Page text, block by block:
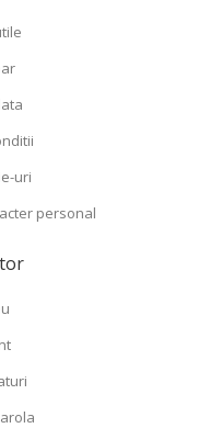
uri
personal